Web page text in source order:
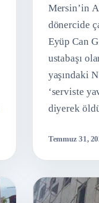
Mersin’in
dönercide
Eyüp Can
ustabaşı
yaşındaki
‘serviste
diyerek
cezaevine ...
Temmuz 31,